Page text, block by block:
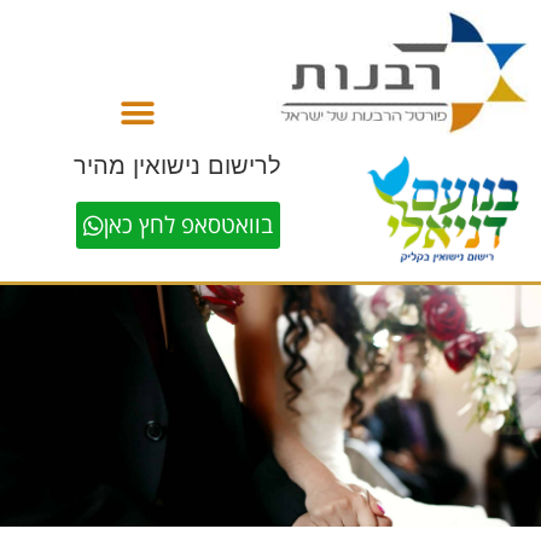
לרישום נישואין מהיר
בוואטסאפ לחץ כאן